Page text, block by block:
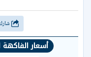
أسعار الفاكهة